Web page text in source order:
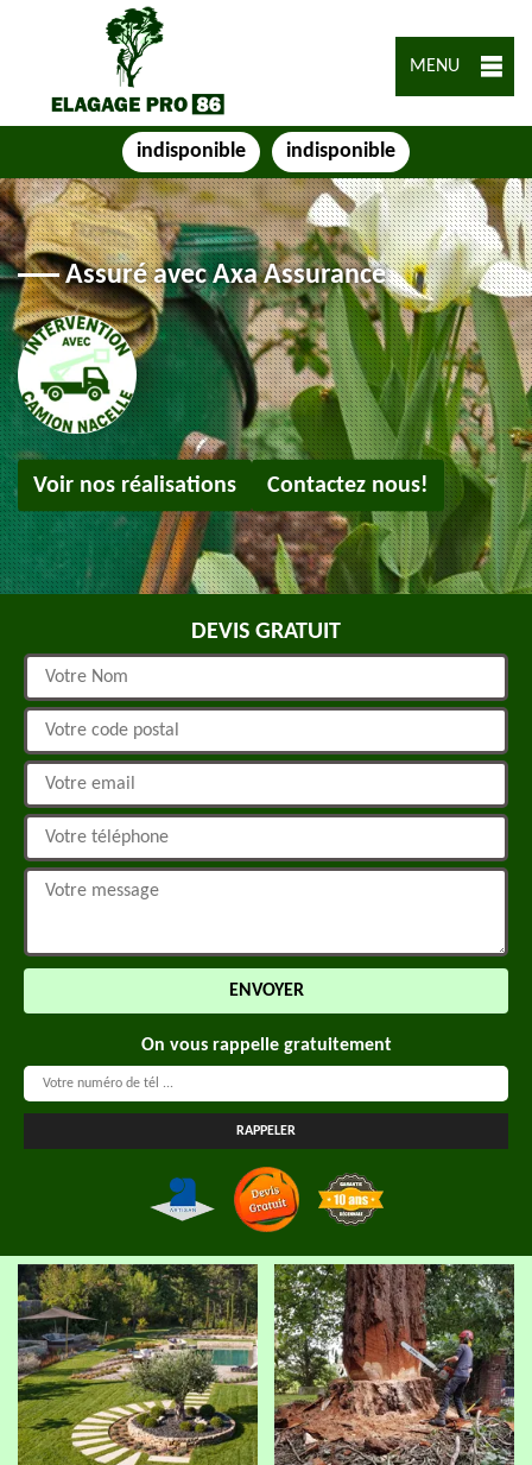
MENU
indisponible indisponible
Assuré avec Axa Assurance
Voir nos réalisations Contactez nous!
DEVIS GRATUIT
On vous rappelle gratuitement